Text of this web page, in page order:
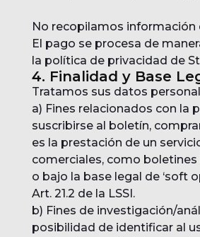
No recopilamos
El pago se procesa de
la política de privacidad de
4. Finalidad y Base
Tratamos sus datos
a) Fines relacionados con la
suscribirse al boletín,
es la prestación de un
comerciales, como
o bajo la base legal de ‘soft
Art. 21.2 de la LSSI.
b) Fines de investigación/
posibilidad de identificar al